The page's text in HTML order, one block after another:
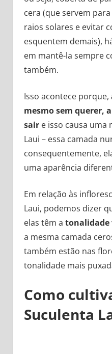
cera (que servem
raios solares e evitar
esquentem demais),
em mantê-la sempre
também.
Isso acontece porque,
mesmo sem querer,
saire isso causa uma
Laui – essa camada
consequentemente,
uma aparência
Em relação às
Laui, podemos dizer
elas têm a tonalidade
a mesma camada
também estão nas
tonalidade mais
Como
Suculenta